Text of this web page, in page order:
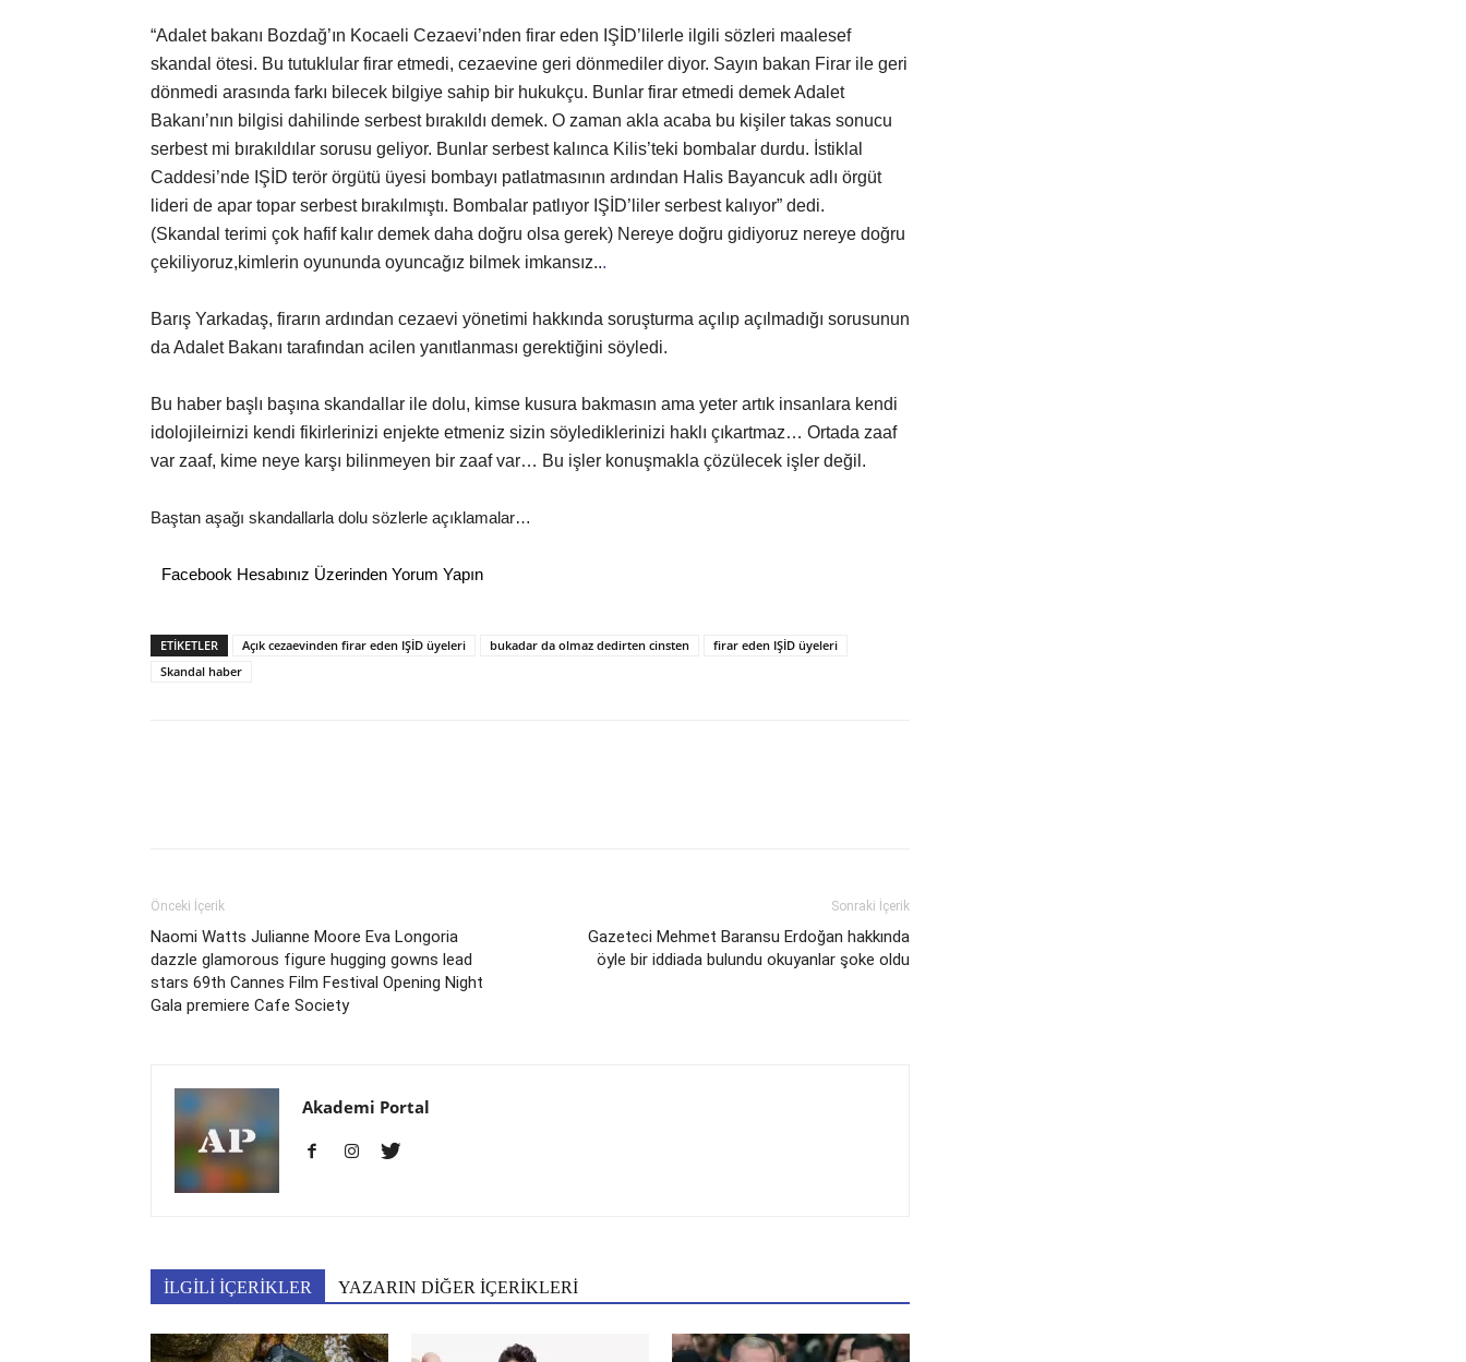
“Adalet bakanı Bozdağ’ın Kocaeli Cezaevi’nden firar eden IŞİD’lilerle ilgili sözleri maalesef
skandal ötesi. Bu tutuklular firar etmedi, cezaevine geri dönmediler diyor. Sayın bakan Firar ile geri
dönmedi arasında farkı bilecek bilgiye sahip bir hukukçu. Bunlar firar etmedi demek Adalet
Bakanı’nın bilgisi dahilinde serbest bırakıldı demek. O zaman akla acaba bu kişiler takas sonucu
serbest mi bırakıldılar sorusu geliyor. Bunlar serbest kalınca Kilis’teki bombalar durdu. İstiklal
Caddesi’nde IŞİD terör örgütü üyesi bombayı patlatmasının ardından Halis Bayancuk adlı örgüt
lideri de apar topar serbest bırakılmıştı. Bombalar patlıyor IŞİD’liler serbest kalıyor” dedi.
(Skandal terimi çok hafif kalır demek daha doğru olsa gerek) Nereye doğru gidiyoruz nereye doğru
çekiliyoruz,kimlerin oyununda oyuncağız bilmek imkansız...
Barış Yarkadaş, firarın ardından cezaevi yönetimi hakkında soruşturma açılıp açılmadığı sorusunun
da Adalet Bakanı tarafından acilen yanıtlanması gerektiğini söyledi.
Bu haber başlı başına skandallar ile dolu, kimse kusura bakmasın ama yeter artık insanlara kendi
idolojileirnizi kendi fikirlerinizi enjekte etmeniz sizin söylediklerinizi haklı çıkartmaz… Ortada zaaf
var zaaf, kime neye karşı bilinmeyen bir zaaf var… Bu işler konuşmakla çözülecek işler değil.
Baştan aşağı skandallarla dolu sözlerle açıklamalar…
Facebook Hesabınız Üzerinden Yorum Yapın
ETİKETLER Açık cezaevinden firar eden IŞİD üyeleri bukadar da olmaz dedirten cinsten
firar eden IŞİD üyeleri
Skandal haber
Önceki İçerik
Naomi Watts Julianne Moore Eva Longoria
dazzle glamorous figure hugging gowns lead
stars 69th Cannes Film Festival Opening Night
Gala premiere Cafe Society
Sonraki İçerik
Gazeteci Mehmet Baransu Erdoğan hakkında
öyle bir iddiada bulundu okuyanlar şoke oldu
Akademi Portal
İLGİLİ İÇERİKLER YAZARIN DİĞER İÇERİKLERİ